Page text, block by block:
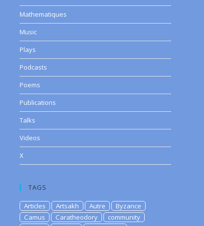
Mathematiques
Music
Plays
Podcasts
Poems
Publications
Talks
Videos
X
TAGS
Articles Artsakh Autre
Byzance
Camus
Caratheodory
community